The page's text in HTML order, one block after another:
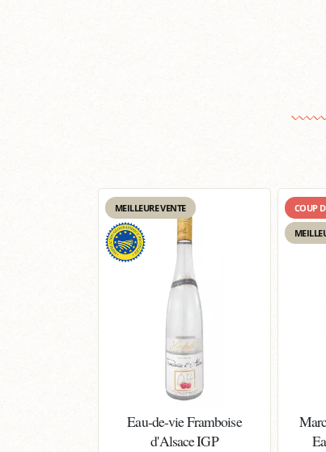
MEILLEURE VENTE
Eau-de-vie Framboise
d'Alsace IGP
COUP